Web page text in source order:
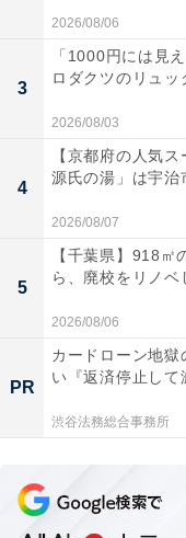
2026/08/06
3
「1000円には見
ロダクツのリュ
2026/08/03
4
【京都府の人気
源氏の湯」は宇治
2026/08/07
5
【千葉県】918㎡
ら、廃校をリノ
2026/08/06
PR
カードローン地獄
い『返済停止し
渋谷法務総合事務所